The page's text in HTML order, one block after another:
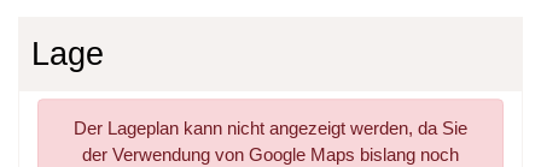
Lage
Der Lageplan kann nicht angezeigt werden, da Sie
der Verwendung von Google Maps bislang noch